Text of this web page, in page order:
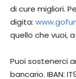
di cure migliori.
digita:
quello che vuoi,
Puoi sostenerci
bancario. IBAN: